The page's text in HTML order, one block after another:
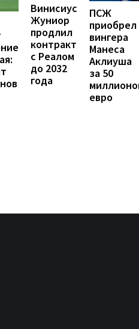
Винисиус
Жуниор
продлил
контракт
с Реалом
до 2032
года
ПСЖ
приобрел
вингера
Манеса
Аклиуша
за 50
евро